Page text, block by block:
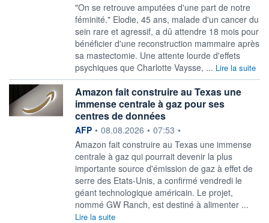
"On se retrouve amputées d'une part de notre
féminité." Elodie, 45 ans, malade d'un cancer du
sein rare et agressif, a dû attendre 18 mois pour
bénéficier d'une reconstruction mammaire après
sa mastectomie. Une attente lourde d'effets
psychiques que Charlotte Vaysse, ... Lire la suite
Amazon fait construire au Texas une
immense centrale à gaz pour ses
centres de données
information fournie par
AFP • 08.08.2026 • 07:53 •
Amazon fait construire au Texas une immense
centrale à gaz qui pourrait devenir la plus
importante source d'émission de gaz à effet de
serre des Etats-Unis, a confirmé vendredi le
géant technologique américain. Le projet,
nommé GW Ranch, est destiné à alimenter ...
Lire la suite